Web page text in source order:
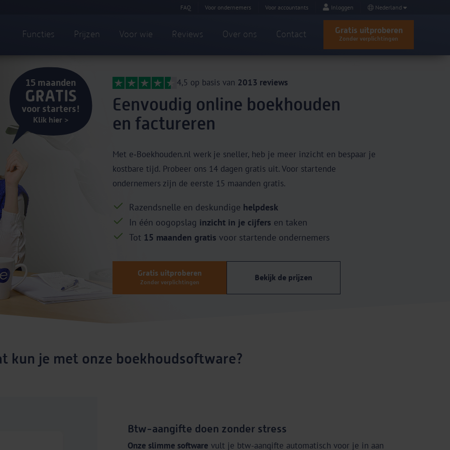
FAQ Voor ondernemers Voor accountants Inloggen Nederland
Gratis uitproberen
Zonder verplichtingen
Functies Prijzen Voor wie Reviews Over ons Contact
15 maanden
GRATIS
voor starters!
Klik hier >
4,5 op basis van 2013 reviews
Eenvoudig online boekhouden
en factureren
Met e‑Boekhouden.nl werk je sneller, heb je meer inzicht en bespaar je
kostbare tijd. Probeer ons 14 dagen gratis uit. Voor startende
ondernemers zijn de eerste 15 maanden gratis.
Razendsnelle en deskundige helpdesk
In één oogopslag inzicht in je cijfers en taken
Tot 15 maanden gratis voor startende ondernemers
Gratis uitproberen
Zonder verplichtingen Bekijk de prijzen
kun je met onze boekhoudsoftware?
Btw-aangifte doen zonder stress
Onze slimme software vult je btw-aangifte automatisch voor je in aan